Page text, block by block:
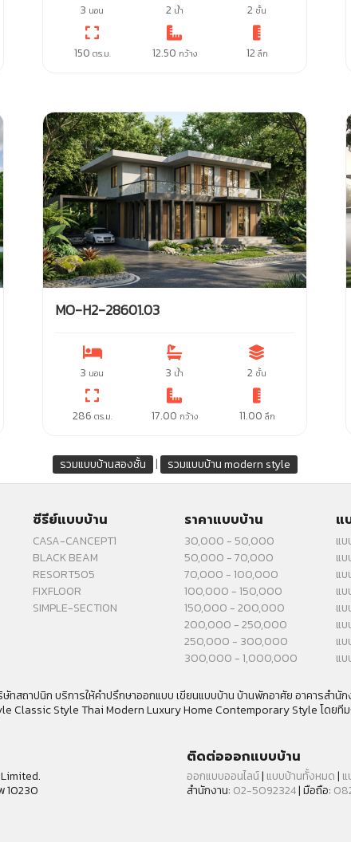
3 นอน 2 น้ำ 2 ชั้น
150 ตร.ม. 12.50 กว้าง 12 ลึก
MO-H2-28601.03
3 นอน 3 น้ำ 2 ชั้น
286 ตร.ม. 17.00 กว้าง 11.00 ลึก
รวมแบบบ้านสองชั้น | รวมแบบบ้าน modern style
ซีรีย์แบบบ้าน
CASA-CANCEPT1
BLACK BEAM
RESORT505
FIXFLOOR
SIMPLE-SECTION
ราคาแบบบ้าน
30,000 - 50,000
50,000 - 70,000
70,000 - 100,000
100,000 - 150,000
150,000 - 200,000
200,000 - 250,000
250,000 - 300,000
300,000 - 1,000,000
แ
แ
แ
แ
แ
แ
แ
แ
แ
สถาปนิก บริการให้คำปรึกษาออกแบบ เขียนแบบบ้าน บ้านพักอาศัย อาคารสำ
Classic Style Thai Modern Luxury Home Contemporary Style โดยที
10230
ติดต่อออกแบบบ้าน
ออกแบบออนไลน์| แบบบ้านทั้งหมด|
สำนักงาน: 02-5092324| มือถือ: